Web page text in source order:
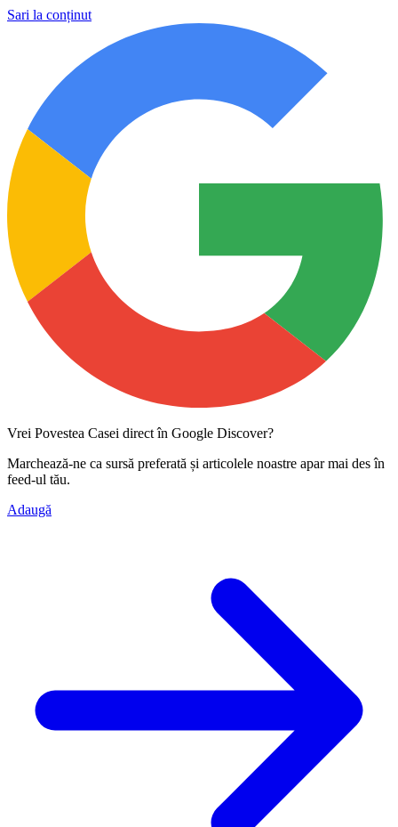
Sari la conținut
Vrei Povestea Casei direct în Google Discover?
Marchează-ne ca sursă preferată și articolele noastre apar mai des în
feed-ul tău.
Adaugă